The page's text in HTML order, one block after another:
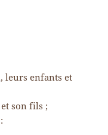
leurs enfants et
son fils ;